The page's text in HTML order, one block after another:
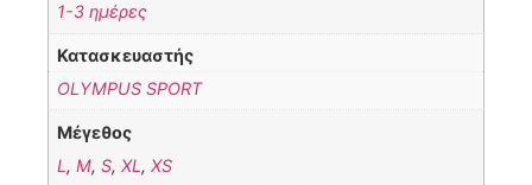
1-3 ημέρες
Κατασκευαστής
OLYMPUS SPORT
Μέγεθος
L ,M,S,XL ,XS